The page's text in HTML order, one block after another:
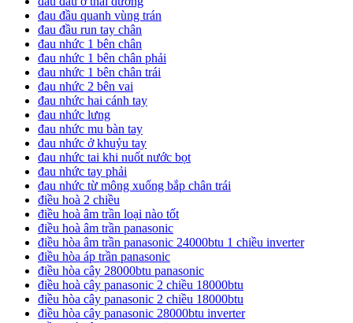
đau đầu quanh vùng trán
đau đầu run tay chân
đau nhức 1 bên chân
đau nhức 1 bên chân phải
đau nhức 1 bên chân trái
đau nhức 2 bên vai
đau nhức hai cánh tay
đau nhức lưng
đau nhức mu bàn tay
đau nhức ở khuỷu tay
đau nhức tai khi nuốt nước bọt
đau nhức tay phải
đau nhức từ mông xuống bắp chân trái
điều hoà 2 chiều
điều hoà âm trần loại nào tốt
điều hoà âm trần panasonic
điều hòa âm trần panasonic 24000btu 1 chiều inverter
điều hòa áp trần panasonic
điều hòa cây 28000btu panasonic
điều hoà cây panasonic 2 chiều 18000btu
điều hòa cây panasonic 2 chiều 18000btu
điều hòa cây panasonic 28000btu inverter